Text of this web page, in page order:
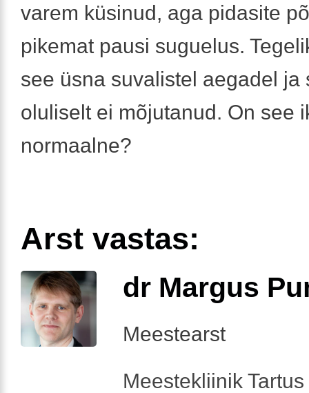
varem küsinud, aga pidasite
pikemat pausi suguelus.
see üsna suvalistel aegadel ja
oluliselt ei mõjutanud. On see
normaalne?
Arst vastas:
dr Margus
Meestearst
Meestekliinik